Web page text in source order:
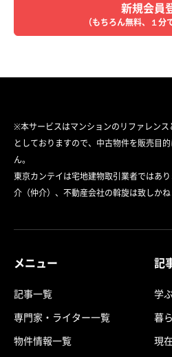
新規会員
（もちろん無料、１分
※本サービスはマンションのリファレン
としておりますので、中古物件を販売目
ん。
東京カンテイは宅地建物取引業者ではあ
介（仲介）、不動産会社の斡旋は致しかね
メニュー
記事一覧
専門家・ライター一覧
物件情報一覧
記
学
暮
現